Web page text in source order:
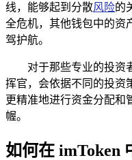
线，能够起到分散风险的
全危机，其他钱包中的资
驾护航。
对于那些专业的投资
挥官，会依据不同的投资
更精准地进行资金分配和
幄。
如何在 imToken